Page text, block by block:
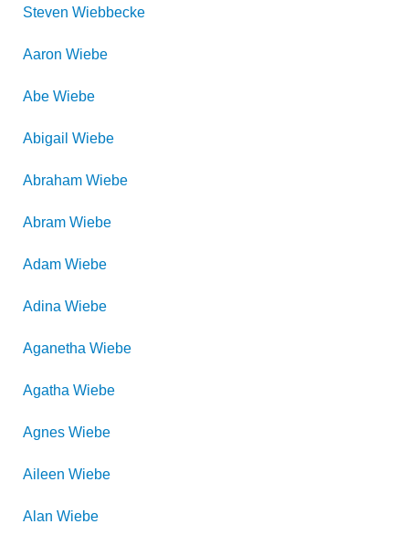
Steven Wiebbecke
Aaron Wiebe
Abe Wiebe
Abigail Wiebe
Abraham Wiebe
Abram Wiebe
Adam Wiebe
Adina Wiebe
Aganetha Wiebe
Agatha Wiebe
Agnes Wiebe
Aileen Wiebe
Alan Wiebe